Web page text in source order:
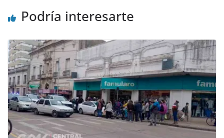
Podría interesarte